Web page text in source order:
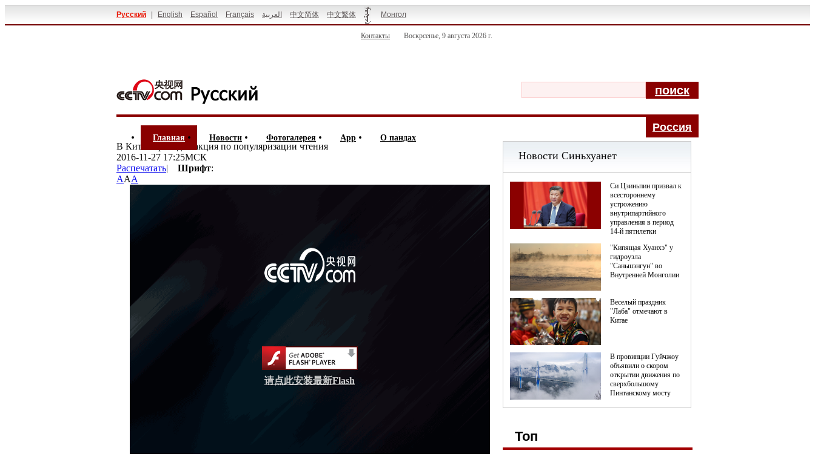
Русский English Español Français العربية 中文简体 中文繁体 Монгол
Контакты Воскрсенье, 9 августа 2026 г.
поиск
Главная Новости Фотогалерея App О пандах
Pоccия
В Китае проходит акция по популяризации чтения
2016-11-27 17:25МСК
Распечатать| Шрифт:
AAA
请点此安装最新Flash
Топ